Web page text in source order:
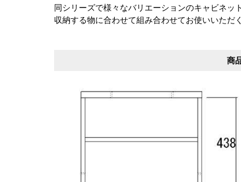
同シリーズで様々なバリエーションのキャビネッ
収納する物に合わせて組み合わせてお使いいただ
商